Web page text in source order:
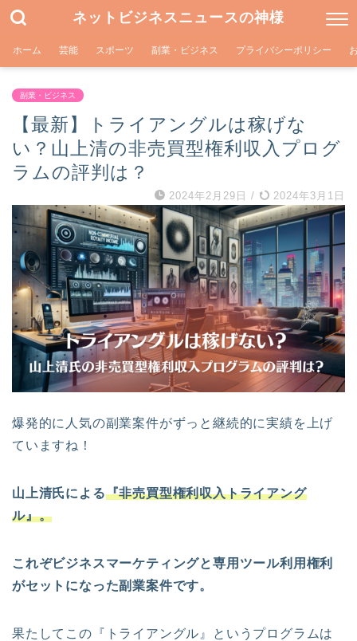
ネットビジネスニュースの神様
ホーム 芸能 スポーツ 副業・ビジネス プライバシーポリシー
副業・ビジネス
【最新】トライアングルは稼げな
い？山上清の非売買型権利収入プログ
ラムの評判は？
2024年2月29日 / 2024年3月1日
爆発的に人気の副業案件がずっと継続的に実績を上げ
ていますね！
山上清氏による『非売買型権利収入トライアング
ル』。
これぞビジネスマーケティングと専用ツール利用権利
がセットになった副業案件です。
果たしてこの『トライアングル』というプログラムは